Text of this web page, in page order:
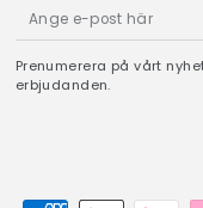
Ange
e-
post
Prenumerera på vårt
erbjudanden.